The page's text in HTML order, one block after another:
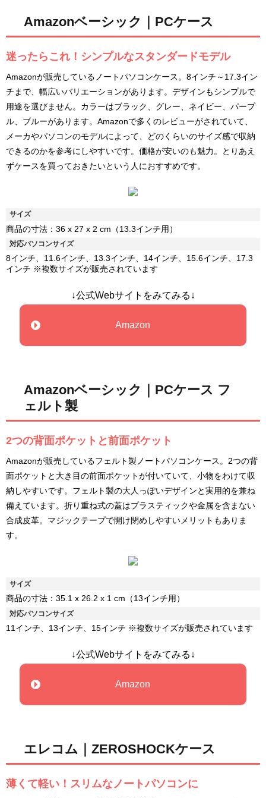
Amazonベーシック｜PCケース
迷ったらこれ！シンプルなスタンダードモデル
Amazonが販売しているノートパソコンケース。8インチ～17.3イン
チまで、幅広いバリエーションがあります。デザインもシンプルで
用途を選びません。カラーはブラック、グレー、ネイビー、パープ
ル、ブルーがあります。Amazonで多くのレビューがされていて、
メーカやパソコンのモデルによって、どのくらいのサイズ感で収納
できるのかを参考にしやすいです。価格が安いのも魅力。とりあえ
ずケースを買っておきたいという人におすすめです。
サイズ
商品の寸法：36 x 27 x 2 cm（13.3インチ用）
対応パソコンサイズ
8インチ、11.6インチ、13.3インチ、14インチ、15.6インチ、17.3
インチ ※複数サイズが販売されています
↓公式Webサイトをみてみる↓
Amazon
Amazonベーシック｜PCケース フ
ェルト製
2つの背面ポケットと前面ポケット
Amazonが販売しているフェルト製ノートパソコンケース。2つの背
面ポケットと大き目の前面ポケットが付いていて、小物をわけて収
納しやすいです。フェルト製の大人っぽいデザインと実用的を兼ね
備えています。折り重ね式の蓋はプラスティックや金属を含まない
合成皮革。マジックテープで開け閉めしやすいメリットもありま
す。
サイズ
商品の寸法：35.1 x 26.2 x 1 cm（13インチ用）
対応パソコンサイズ
11インチ、13インチ、15インチ ※複数サイズが販売されています
↓公式Webサイトをみてみる↓
Amazon
エレコム｜ZEROSHOCKケース
薄くて軽い！スリムなノートパソコンに